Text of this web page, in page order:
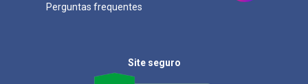
Perguntas frequentes
Site seguro